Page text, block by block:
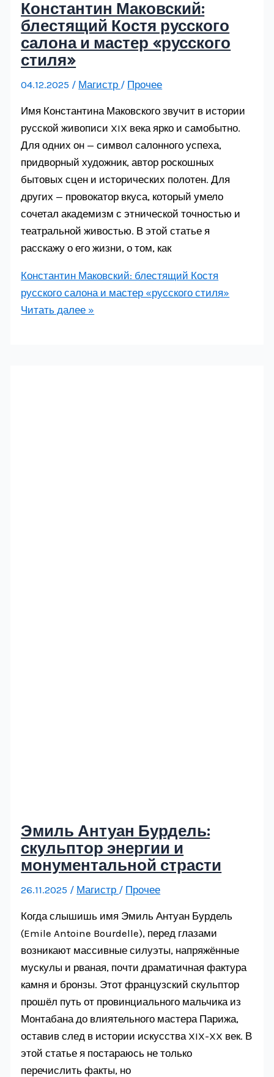
Константин Маковский:
блестящий Костя русского
салона и мастер «русского
стиля»
04.12.2025 / Магистр / Прочее
Имя Константина Маковского звучит в истории
русской живописи XIX века ярко и самобытно.
Для одних он — символ салонного успеха,
придворный художник, автор роскошных
бытовых сцен и исторических полотен. Для
других — провокатор вкуса, который умело
сочетал академизм с этнической точностью и
театральной живостью. В этой статье я
расскажу о его жизни, о том, как
Константин Маковский: блестящий Костя
русского салона и мастер «русского стиля»
Читать далее »
Эмиль Антуан Бурдель:
скульптор энергии и
монументальной страсти
26.11.2025 / Магистр / Прочее
Когда слышишь имя Эмиль Антуан Бурдель
(Emile Antoine Bourdelle), перед глазами
возникают массивные силуэты, напряжённые
мускулы и рваная, почти драматичная фактура
камня и бронзы. Этот французский скульптор
прошёл путь от провинциального мальчика из
Монтабана до влиятельного мастера Парижа,
оставив след в истории искусства XIX-XX век. В
этой статье я постараюсь не только
перечислить факты, но